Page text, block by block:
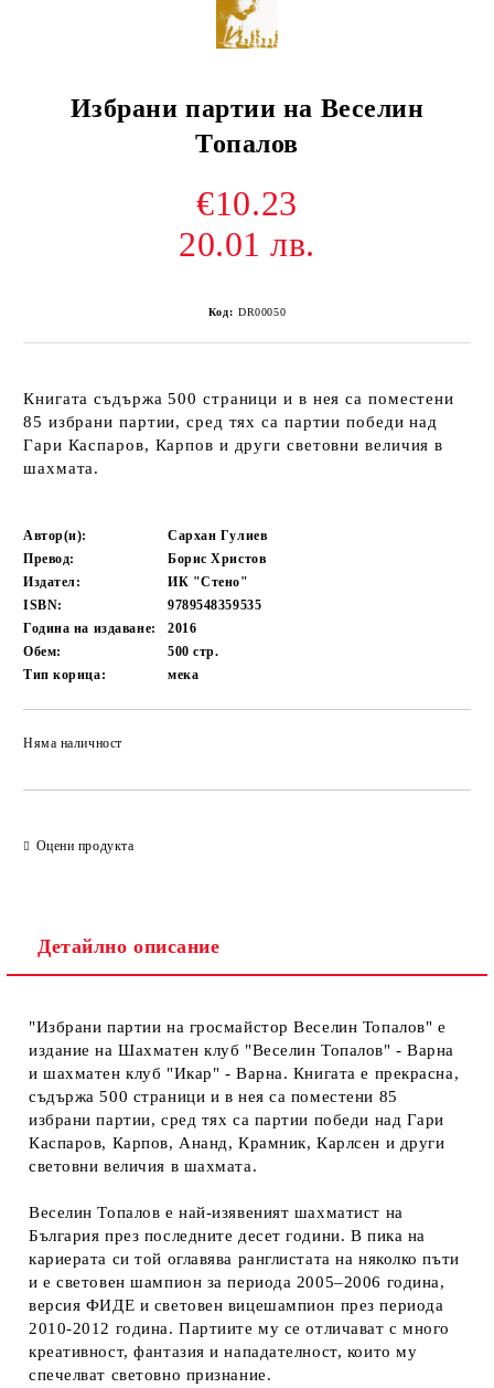
Избрани партии на Веселин
Топалов
€10.23
20.01 лв.
Код: DR00050
Книгата съдържа 500 страници и в нея са поместени
85 избрани партии, сред тях са партии победи над
Гари Каспаров, Карпов и други световни величия в
шахмата.
Автор(и):
Сархан Гулиев
Превод:
Борис Христов
Издател:
ИК "Стено"
ISBN:
9789548359535
Година на издаване:
2016
Обем:
500стр.
Тип корица:
мека
Няма наличност
Оцени продукта
Детайлно описание
"Избрани партии на гросмайстор Веселин Топалов" е
издание на Шахматен клуб "Веселин Топалов" - Варна
и шахматен клуб "Икар" - Варна. Книгата е прекрасна,
съдържа 500 страници и в нея са поместени 85
избрани партии, сред тях са партии победи над Гари
Каспаров, Карпов, Ананд, Крамник, Карлсен и други
световни величия в шахмата.
Веселин Топалов е най-изявеният шахматист на
България през последните десет години. В пика на
кариерата си той оглавява ранглистата на няколко пъти
и е световен шампион за периода 2005–2006 година,
версия ФИДЕ и световен вицешампион през периода
2010-2012 година. Партиите му се отличават с много
креативност, фантазия и нападателност, които му
спечелват световно признание.